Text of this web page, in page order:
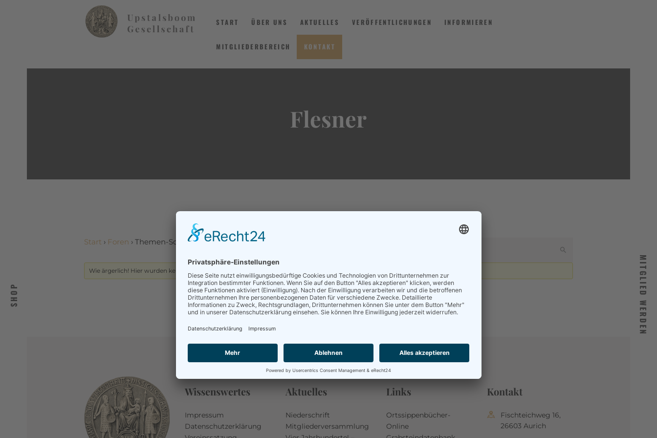
START ÜBER UNS AKTUELLES VERÖFFENTLICHUNGEN INFORMIEREN
MITGLIEDERBEREICH KONTAKT
Flesner
INFORMIEREN
Start › Foren › Themen-Schlagwort: Flesner
Wie ärgerlich! Hier wurden keine Themen gefunden.
Wissenswertes
Impressum
Datenschutzerklärung
Aktuelles
Niederschrift
Mitgliederversammlung
Links
Ortssippenbücher-
Online
Kontakt
Fischteichweg 16,
26603 Aurich
SHOP MITGLIED WERDEN